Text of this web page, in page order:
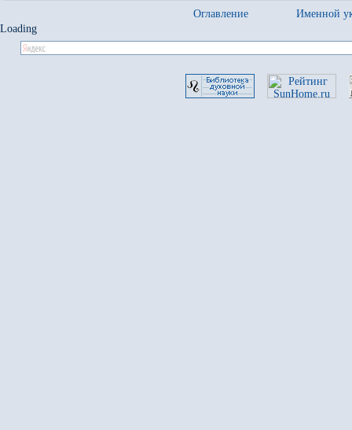
Оглавление
Именной
Loading